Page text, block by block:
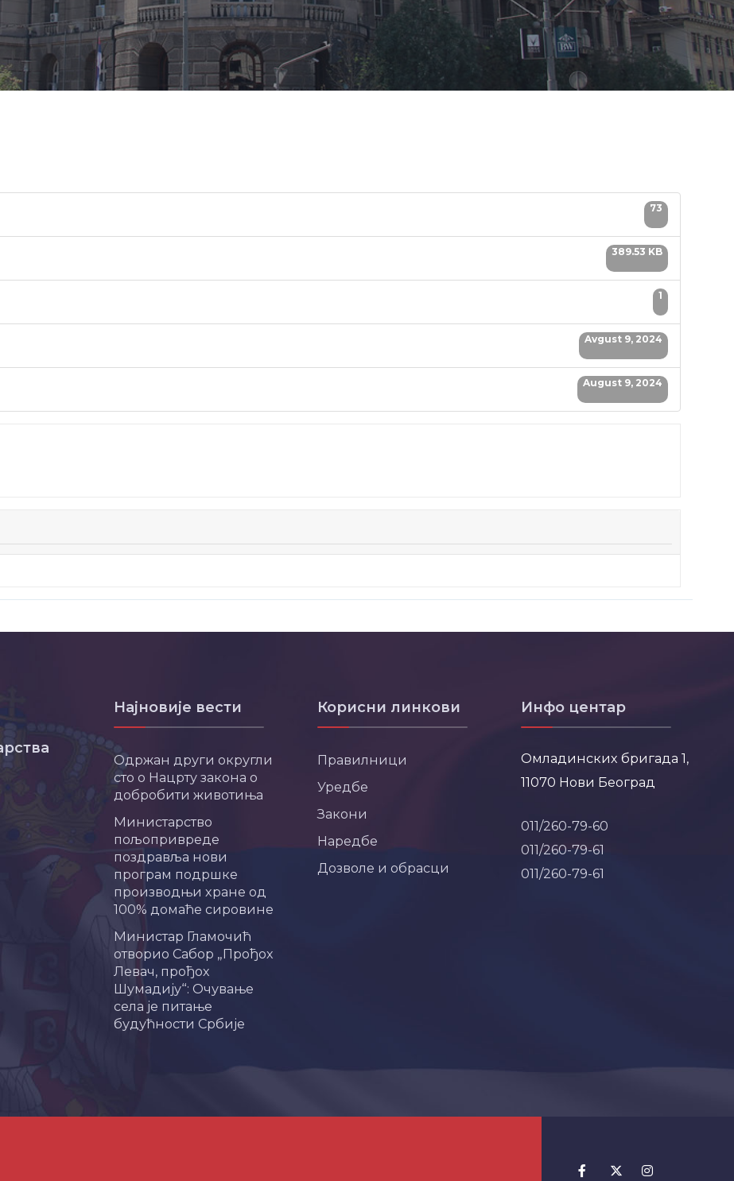
73
389.53 KB
1
Avgust 9, 2024
August 9, 2024
Најновије вести
Одржан други округли
сто о Нацрту закона о
добробити животиња
Министарство
пољопривреде
поздравља нови
програм подршке
производњи хране од
100% домаће сировине
Министар Гламочић
отворио Сабор „Прођох
Левач, прођох
Шумадију“: Очување
села је питање
будућности Србије
Корисни линкови
Правилници
Уредбе
Закони
Наредбе
Дозволе и обрасци
Инфо центар
Омладинских бригада 1,
11070 Нови Београд
011/260-79-60
011/260-79-61
011/260-79-61